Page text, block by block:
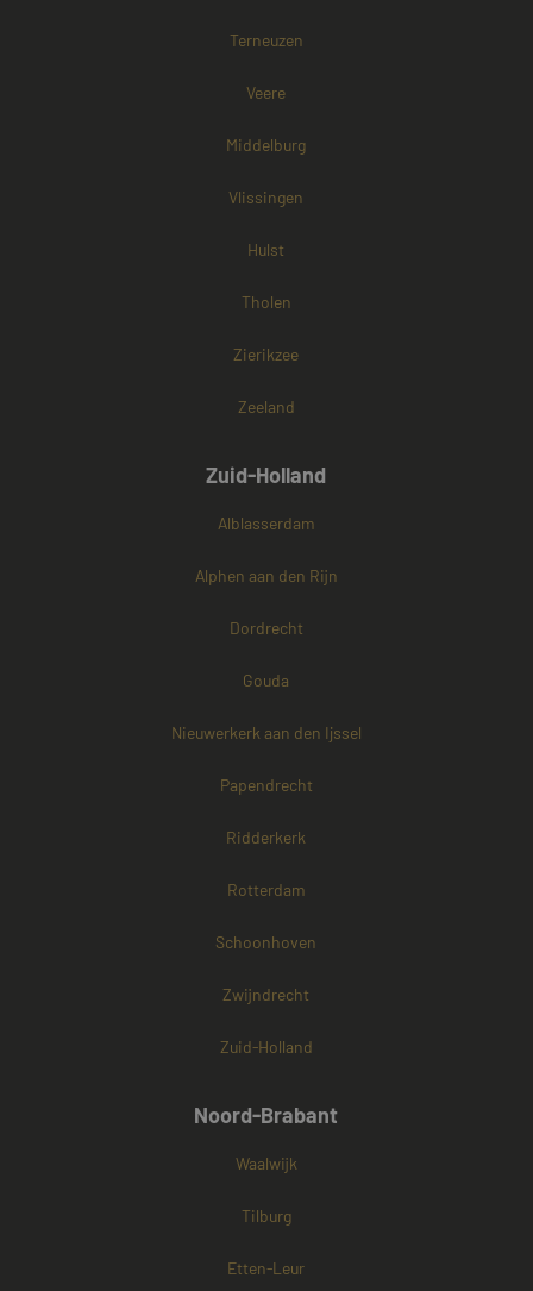
Terneuzen
Veere
Middelburg
Vlissingen
Hulst
Tholen
Zierikzee
Zeeland
Zuid-Holland
Alblasserdam
Alphen aan den Rijn
Dordrecht
Gouda
Nieuwerkerk aan den Ijssel
Papendrecht
Ridderkerk
Rotterdam
Schoonhoven
Zwijndrecht
Zuid-Holland
Noord-Brabant
Waalwijk
Tilburg
Etten-Leur